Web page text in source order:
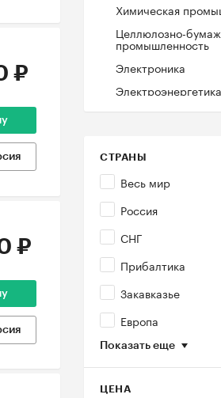
Химическая
Целлюлозно-
промышленность
Электроника
Электроэнергетика
СТРАНЫ
Весь мир
Россия
СНГ
Прибалтика
Закавказье
Европа
Показать еще
ЦЕНА
₽
₽